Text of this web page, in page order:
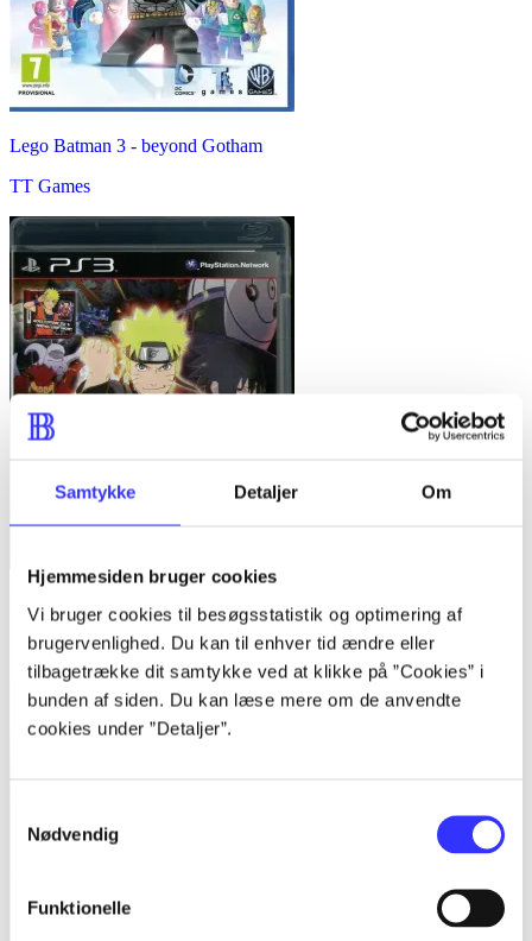
Samtykke Detaljer Om
Hjemmesiden bruger cookies
Vi bruger cookies til besøgsstatistik og optimering af
brugervenlighed. Du kan til enhver tid ændre eller
tilbagetrække dit samtykke ved at klikke på ”Cookies” i
bunden af siden. Du kan læse mere om de anvendte
cookies under ”Detaljer”.
Nødvendig
Funktionelle
Lego Batman 3 - beyond Gotham
TT Games
Naruto Shippuden - ultimate ninja storm 3